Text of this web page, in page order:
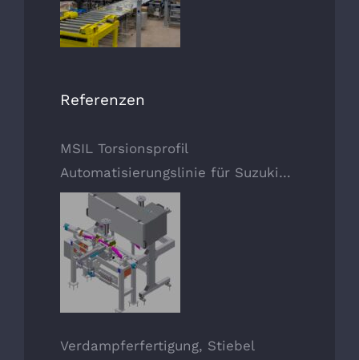
Referenzen
MSIL Torsionsprofil
Automatisierungslinie für Suzuki
Fahrzeug
Verdampferfertigung, Stiebel